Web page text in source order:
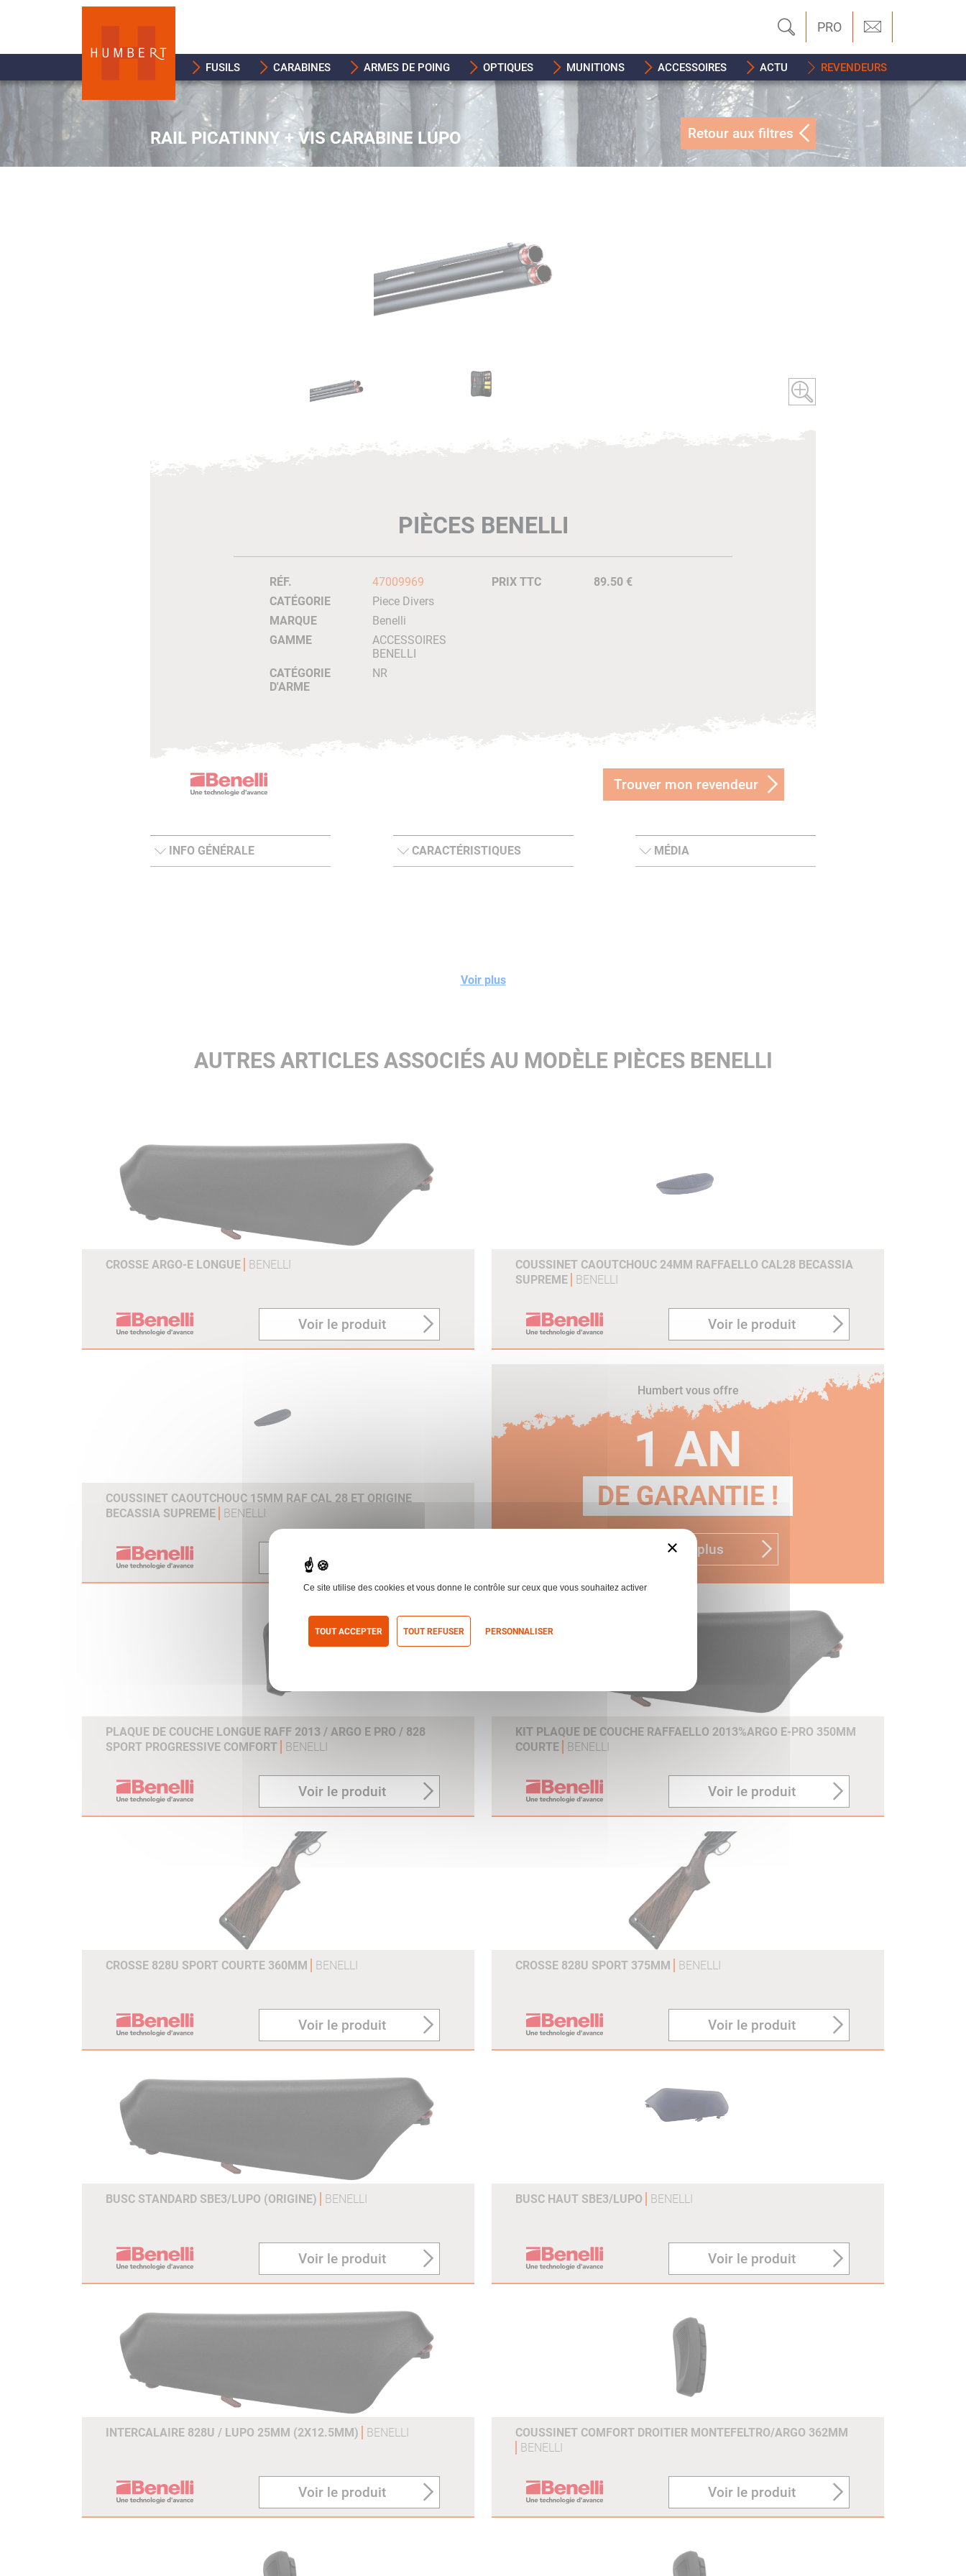
PRO
FUSILS CARABINES ARMES DE POING OPTIQUES MUNITIONS ACCESSOIRES ACTU REVENDEURS
RAIL PICATINNY + VIS CARABINE LUPO Retour aux filtres
PIÈCES BENELLI
RÉF.
47009969
CATÉGORIE
Piece Divers
MARQUE
Benelli
GAMME
ACCESSOIRES
BENELLI
CATÉGORIE
D'ARME
NR
PRIX TTC 89.50 €
Trouver mon revendeur
INFO GÉNÉRALE CARACTÉRISTIQUES MÉDIA
Voir plus
AUTRES ARTICLES ASSOCIÉS AU MODÈLE PIÈCES BENELLI
CROSSE ARGO-E LONGUE BENELLI
Voir le produit
COUSSINET CAOUTCHOUC 24MM RAFFAELLO CAL28 BECASSIA
SUPREME
BENELLI
Voir le produit
COUSSINET CAOUTCHOUC 15MM RAF CAL 28 ET ORIGINE
BECASSIA SUPREME
BENELLI
Voir le produit
Humbert vous offre
1 AN
DE GARANTIE !
En savoir plus
PLAQUE DE COUCHE LONGUE RAFF 2013 / ARGO E PRO / 828
SPORT PROGRESSIVE COMFORT
BENELLI
Voir le produit
KIT PLAQUE DE COUCHE RAFFAELLO 2013%ARGO E-PRO 350MM
COURTE
BENELLI
Voir le produit
CROSSE 828U SPORT COURTE 360MM BENELLI
Voir le produit
CROSSE 828U SPORT 375MM BENELLI
Voir le produit
BUSC STANDARD SBE3/LUPO (ORIGINE) BENELLI
Voir le produit
BUSC HAUT SBE3/LUPO BENELLI
Voir le produit
INTERCALAIRE 828U / LUPO 25MM (2X12.5MM) BENELLI
Voir le produit
COUSSINET COMFORT DROITIER MONTEFELTRO/ARGO 362MM
BENELLI
Voir le produit
×
Ce site utilise des cookies et vous donne le contrôle sur ceux que vous souhaitez activer
TOUT ACCEPTER TOUT REFUSER PERSONNALISER